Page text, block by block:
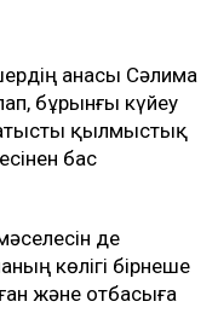
анасы Сәлима
бұрынғы күйеу
қылмыстық
бас
де
көлігі бірнеше
және отбасыға